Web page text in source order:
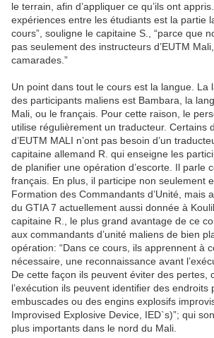
le terrain, afin d’appliquer ce qu’ils ont
expériences entre les étudiants est la partie
cours”, souligne le capitaine S., “parce que
pas seulement des instructeurs d’EUTM
camarades.”
Un point dans tout le cours est la langue. La
des participants maliens est Bambara, la
Mali, ou le français. Pour cette raison, le
utilise régulièrement un traducteur. Certains
d’EUTM MALI n’ont pas besoin d’un
capitaine allemand R. qui enseigne les
de planifier une opération d’escorte. Il parle
français. En plus, il participe non seulement
Formation des Commandants d’Unité, mais
du GTIA 7 actuellement aussi donnée à
capitaine R., le plus grand avantage de ce
aux commandants d’unité maliens de bien
opération: “Dans ce cours, ils apprennent à
nécessaire, une reconnaissance avant
De cette façon ils peuvent éviter des pertes,
l’exécution ils peuvent identifier des endroits
embuscades ou des engins explosifs
Improvised Explosive Device, IED`s)”; qui
plus importants dans le nord du Mali.